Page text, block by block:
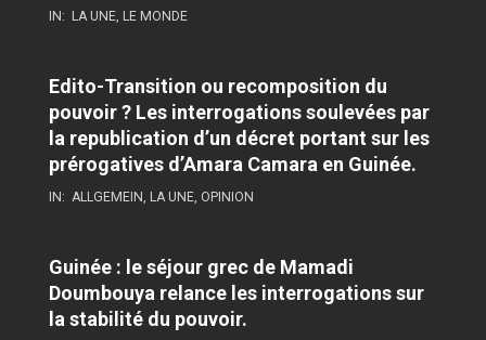
IN: LA UNE LE MONDE
Edito-Transition ou recomposition du
pouvoir ? Les interrogations soulevées par
la republication d’un décret portant sur les
prérogatives d’Amara Camara en Guinée.
IN: ALLGEMEIN LA UNE OPINION
Guinée : le séjour grec de Mamadi
Doumbouya relance les interrogations sur
la stabilité du pouvoir.